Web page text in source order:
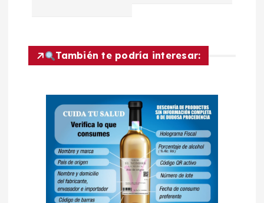
c
También te podría interesar: